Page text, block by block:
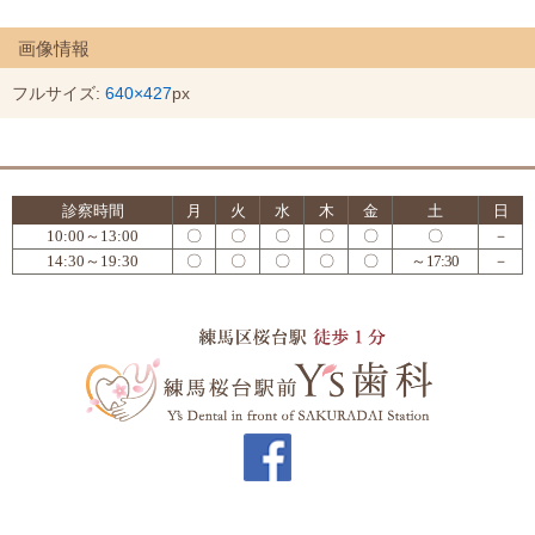
画像情報
フルサイズ: 640×427px
診察時間 月 火 水 木 金 土
日
10:00～13:00
〇 〇 〇 〇 〇 〇
－
14:30～19:30
〇 〇 〇 〇 〇 ～17:30 －